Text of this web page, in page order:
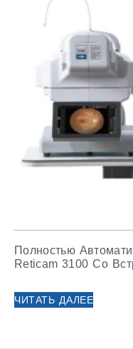
Полностью
Reticam 3100 Со
ЧИТАТЬ ДАЛЕЕ